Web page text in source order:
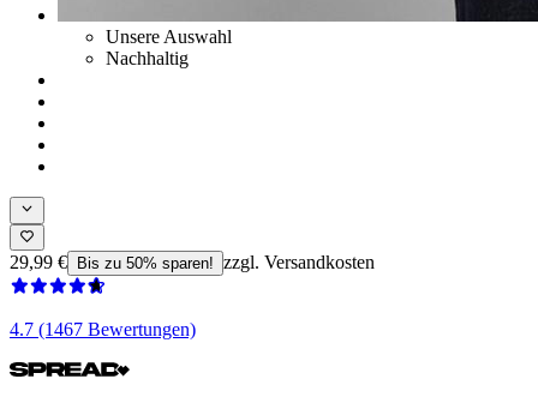
Unsere Auswahl
Nachhaltig
29,99 € Bis zu 50% sparen! zzgl. Versandkosten
4.7 (1467 Bewertungen)